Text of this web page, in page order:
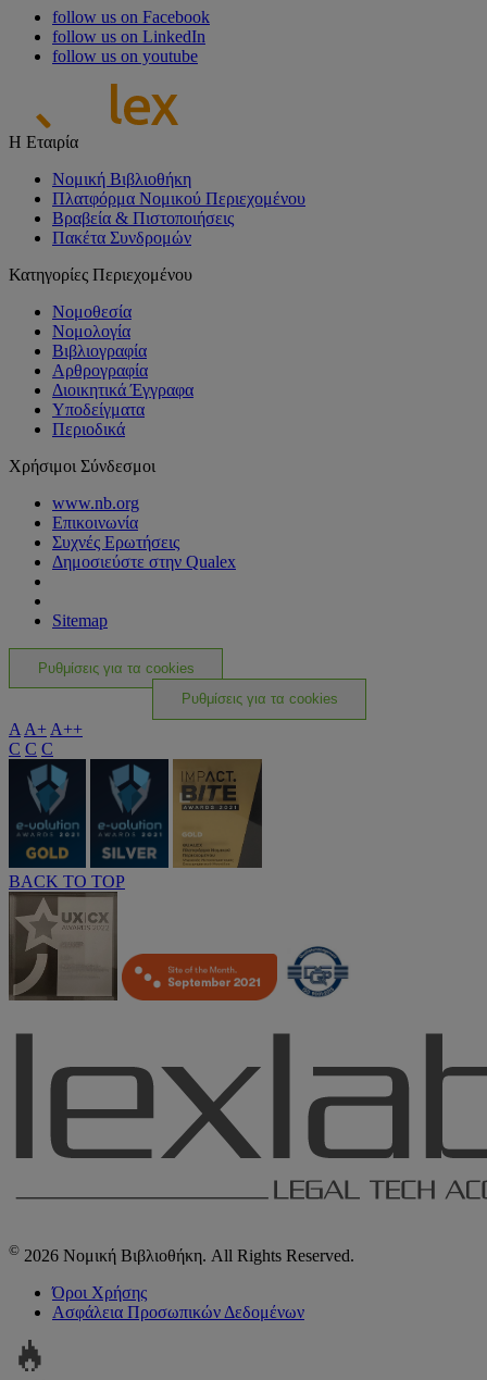
follow us on Facebook
follow us on LinkedIn
follow us on youtube
Η Εταιρία
Νομική Βιβλιοθήκη
Πλατφόρμα Νομικού Περιεχομένου
Βραβεία & Πιστοποιήσεις
Πακέτα Συνδρομών
Κατηγορίες Περιεχομένου
Νομοθεσία
Νομολογία
Βιβλιογραφία
Αρθρογραφία
Διοικητικά Έγγραφα
Υποδείγματα
Περιοδικά
Χρήσιμοι Σύνδεσμοι
www.nb.org
Επικοινωνία
Συχνές Ερωτήσεις
Δημοσιεύστε στην Qualex
Sitemap
Ρυθμίσεις για τα cookies
Ρυθμίσεις για τα cookies
A A+ A++
C C C
BACK TO TOP
© 2026 Νομική Βιβλιοθήκη. All Rights Reserved.
Όροι Χρήσης
Ασφάλεια Προσωπικών Δεδομένων